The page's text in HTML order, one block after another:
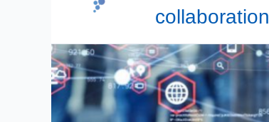
collaboration